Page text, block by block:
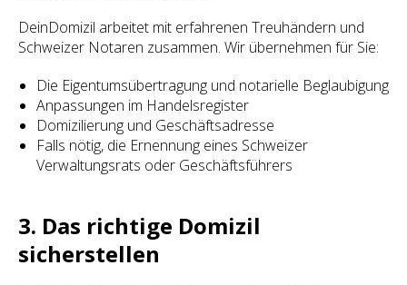
DeinDomizil arbeitet mit erfahrenen Treuhändern und
Schweizer Notaren zusammen. Wir übernehmen für Sie:
Die Eigentumsübertragung und notarielle Beglaubigung
Anpassungen im Handelsregister
Domizilierung und Geschäftsadresse
Falls nötig, die Ernennung eines Schweizer
Verwaltungsrats oder Geschäftsführers
3. Das richtige Domizil
sicherstellen